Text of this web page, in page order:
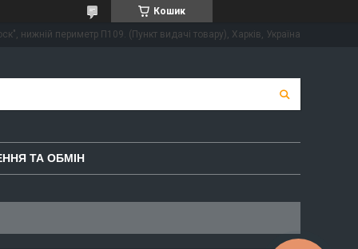
Кошик
нижній периметр П109. (Пункт видачі товару), Харків, Україна
ТА ОБМІН